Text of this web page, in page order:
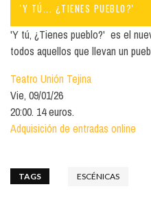
'Y TÚ... ¿TIENES PUEBLO?'
'Y tú, ¿Tienes pueblo?' es el
todos aquellos que llevan un
Teatro Unión Tejina
Vie, 09/01/26
20:00. 14 euros.
Adquisición de entradas online
TAGS ESCÉNICAS